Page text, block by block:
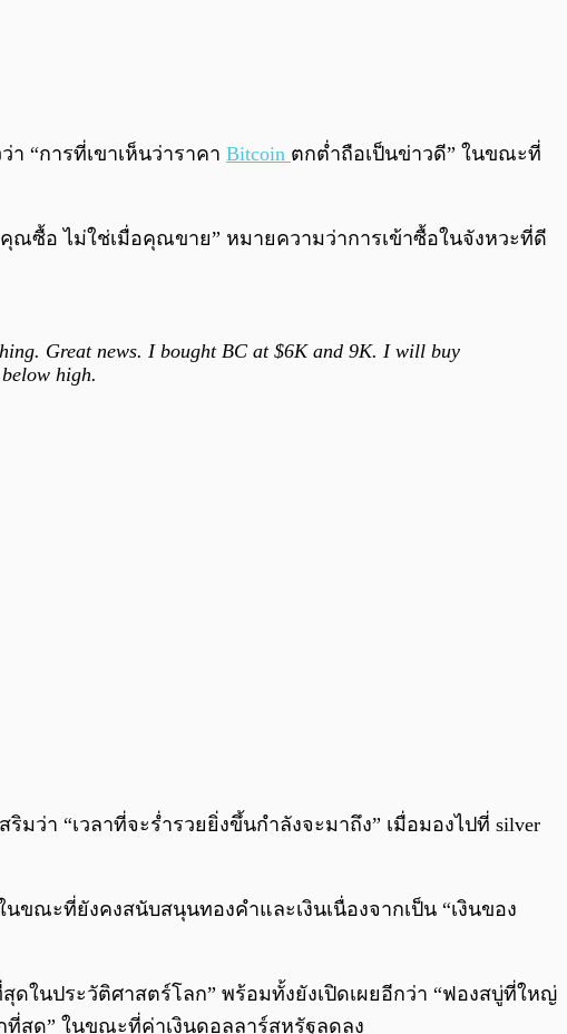
0:00 / 0:00
า “การที่เขาเห็นว่าราคา Bitcoin ตกต่ำถือเป็นข่าวดี” ในขณะที่
ณซื้อ ไม่ใช่เมื่อคุณขาย” หมายความว่าการเข้าซื้อในจังหวะที่ดี
Great news. I bought BC at $6K and 9K. I will buy
high.
ว่า “เวลาที่จะร่ำรวยยิ่งขึ้นกำลังจะมาถึง” เมื่อมองไปที่ silver
ขณะที่ยังคงสนับสนุนทองคำและเงินเนื่องจากเป็น “เงินของ
ในประวัติศาสตร์โลก” พร้อมทั้งยังเปิดเผยอีกว่า “ฟองสบู่ที่ใหญ่
ที่สุด” ในขณะที่ค่าเงินดอลลาร์สหรัฐลดลง